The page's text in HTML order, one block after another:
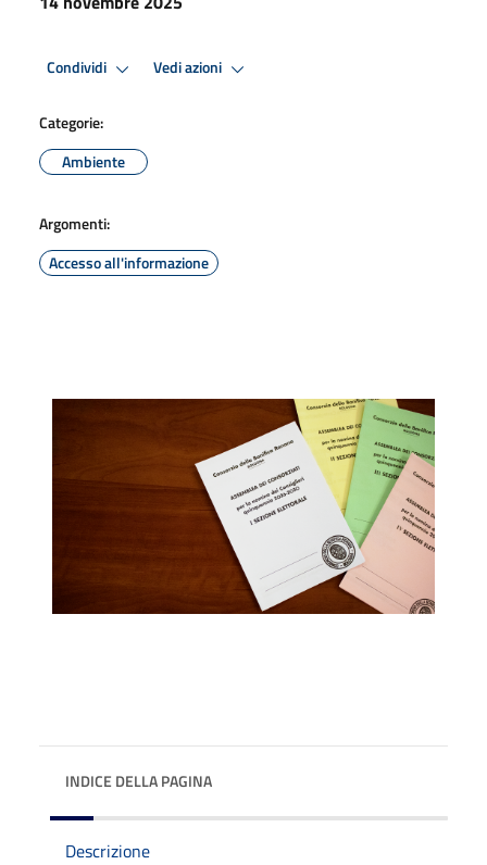
Condividi Vedi azioni
Categorie:
Ambiente
Argomenti:
Accesso all'informazione
INDICE DELLA PAGINA
Descrizione